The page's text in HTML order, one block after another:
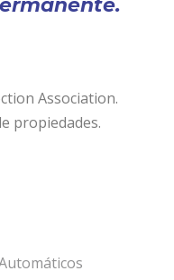
Association.
propiedades.